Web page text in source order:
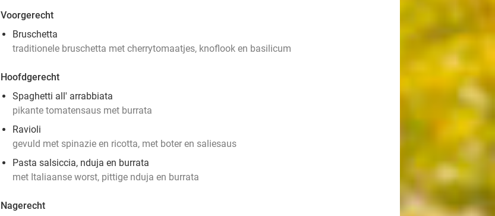
Voorgerecht
Bruschetta
traditionele bruschetta met cherrytomaatjes, knoflook en basilicum
Hoofdgerecht
Spaghetti all' arrabbiata
pikante tomatensaus met burrata
Ravioli
gevuld met spinazie en ricotta, met boter en saliesaus
Pasta salsiccia, nduja en burrata
met Italiaanse worst, pittige nduja en burrata
Nagerecht